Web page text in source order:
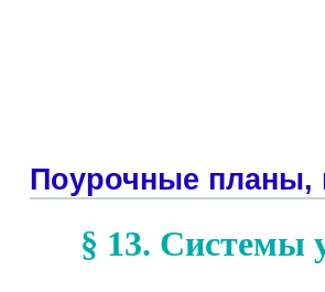
Поурочные планы,
§ 13. Системы